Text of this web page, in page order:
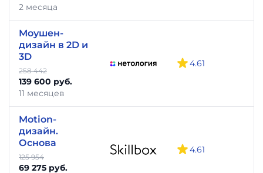
2 месяца
Моушен-
дизайн в 2D и
3D
258 442
139 600 руб.
11 месяцев
4.61
Motion-
дизайн.
Основа
125 954
69 275 руб.
4.61